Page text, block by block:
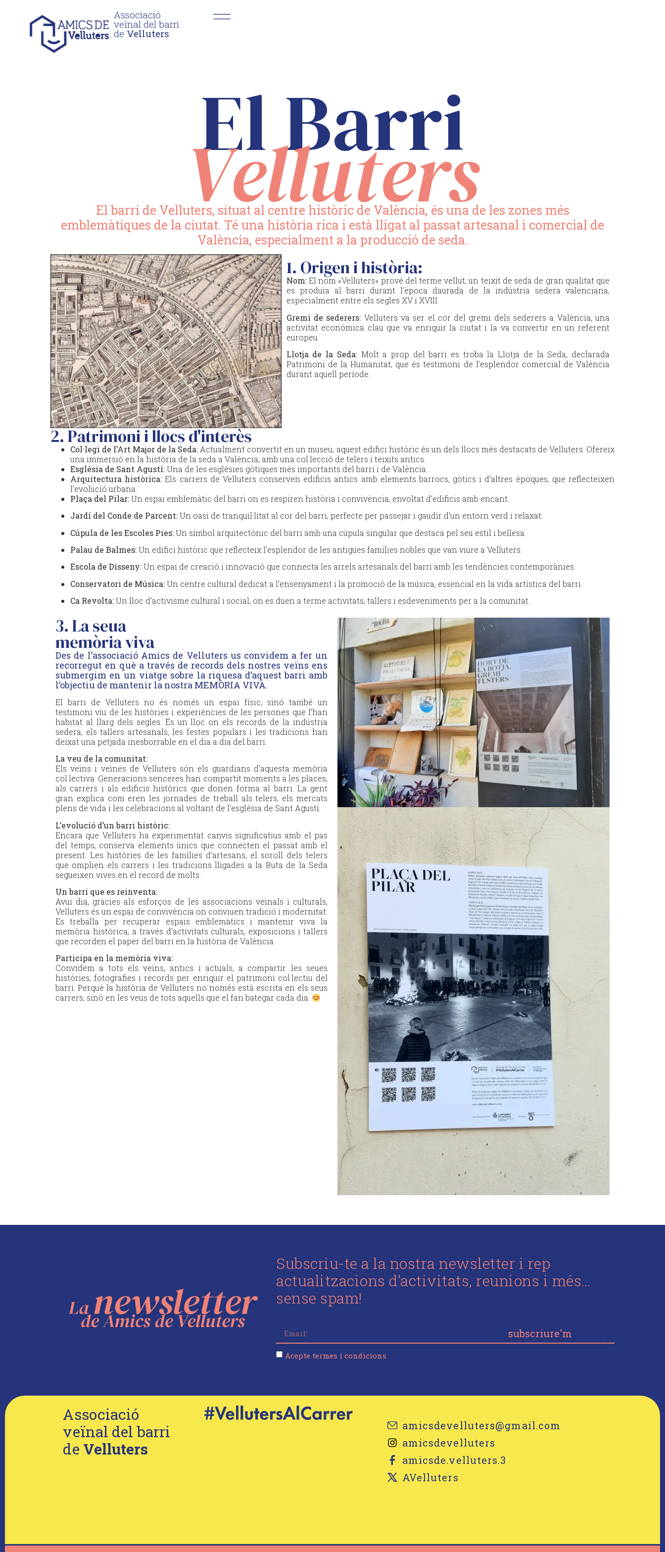
Associació
veïnal del barri
de Velluters
El Barri
Velluters
El barri de Velluters, situat al centre històric de València, és una de les zones més
emblemàtiques de la ciutat. Té una història rica i està lligat al passat artesanal i comercial de
València, especialment a la producció de seda.
1.⁠ ⁠Origen i història:
Nom:El nom «Velluters» prové del terme vellut, un teixit de seda de gran qualitat que
es produïa al barri durant l’època daurada de la indústria sedera valenciana,
especialment entre els segles XV i XVIII.
Gremi de sederers: Velluters va ser el cor del gremi dels sederers a València, una
activitat econòmica clau que va enriquir la ciutat i la va convertir en un referent
europeu.
Llotja de la Seda:Molt a prop del barri es troba la Llotja de la Seda, declarada
Patrimoni de la Humanitat, que és testimoni de l’esplendor comercial de València
durant aquell període.
2.⁠ ⁠Patrimoni i llocs d'interès
Col·legi de l’Art Major de la Seda: Actualment convertit en un museu, aquest edifici històric és un dels llocs més destacats de Velluters. Ofereix
una immersió en la història de la seda a València, amb una col·lecció de telers i teixits antics.
Església de Sant Agustí:Una de les esglésies gòtiques més importants del barri i de València.
Arquitectura històrica: Els carrers de Velluters conserven edificis antics amb elements barrocs, gòtics i d’altres èpoques, que reflecteixen
l’evolució urbana.
Plaça del Pilar:Un espai emblemàtic del barri on es respiren història i convivència, envoltat d’edificis amb encant.
Jardí del Conde de Parcent:Un oasi de tranquil·litat al cor del barri, perfecte per passejar i gaudir d’un entorn verd i relaxat.
Cúpula de les Escoles Pies:Un símbol arquitectònic del barri amb una cúpula singular que destaca pel seu estil i bellesa.
Palau de Balmes:Un edifici històric que reflecteix l’esplendor de les antigues famílies nobles que van viure a Velluters.
Escola de Disseny:Un espai de creació i innovació que connecta les arrels artesanals del barri amb les tendències contemporànies.
Conservatori de Música:Un centre cultural dedicat a l’ensenyament i la promoció de la música, essencial en la vida artística del barri.
Ca Revolta:Un lloc d’activisme cultural i social, on es duen a terme activitats, tallers i esdeveniments per a la comunitat.
3. La seua
memòria viva
Des de l’associació Amics de Velluters us convidem a fer un
recorregut en què a través de records dels nostres veïns ens
submergim en un viatge sobre la riquesa d’aquest barri amb
l’objectiu de mantenir la nostra MEMÒRIA VIVA.
El barri de Velluters no és només un espai físic, sinó també un
testimoni viu de les històries i experiències de les persones que l’han
habitat al llarg dels segles. És un lloc on els records de la indústria
sedera, els tallers artesanals, les festes populars i les tradicions han
deixat una petjada inesborrable en el dia a dia del barri.
La veu de la comunitat:
Els veïns i veïnes de Velluters són els guardians d’aquesta memòria
col·lectiva. Generacions senceres han compartit moments a les places,
als carrers i als edificis històrics que donen forma al barri. La gent
gran explica com eren les jornades de treball als telers, els mercats
plens de vida i les celebracions al voltant de l’església de Sant Agustí.
L’evolució d’un barri històric:
Encara que Velluters ha experimentat canvis significatius amb el pas
del temps, conserva elements únics que connecten el passat amb el
present. Les històries de les famílies d’artesans, el soroll dels telers
que omplien els carrers i les tradicions lligades a la Ruta de la Seda
segueixen vives en el record de molts.
Un barri que es reinventa:
Avui dia, gràcies als esforços de les associacions veïnals i culturals,
Velluters és un espai de convivència on conviuen tradició i modernitat.
Es treballa per recuperar espais emblemàtics i mantenir viva la
memòria històrica, a través d’activitats culturals, exposicions i tallers
que recorden el paper del barri en la història de València.
Participa en la memòria viva:
Convidem a tots els veïns, antics i actuals, a compartir les seues
històries, fotografies i records per enriquir el patrimoni col·lectiu del
barri. Perquè la història de Velluters no només està escrita en els seus
carrers, sinó en les veus de tots aquells que el fan bategar cada dia.
Subscriu-te a la nostra newsletter i rep
actualitzacions d'activitats, reunions i més…
sense spam!
Acepte termes i condicions
subscriure'm
Associació
veïnal del barri
de Velluters
amicsdevelluters@gmail.com
amicsdevelluters
amicsde.velluters.3
AVelluters